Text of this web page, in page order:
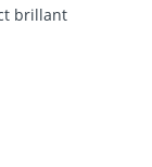
brillant